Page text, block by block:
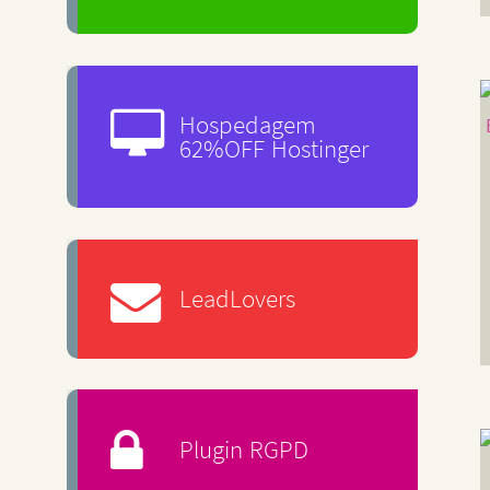
Hospedagem
62%OFF Hostinger
LeadLovers
Plugin RGPD